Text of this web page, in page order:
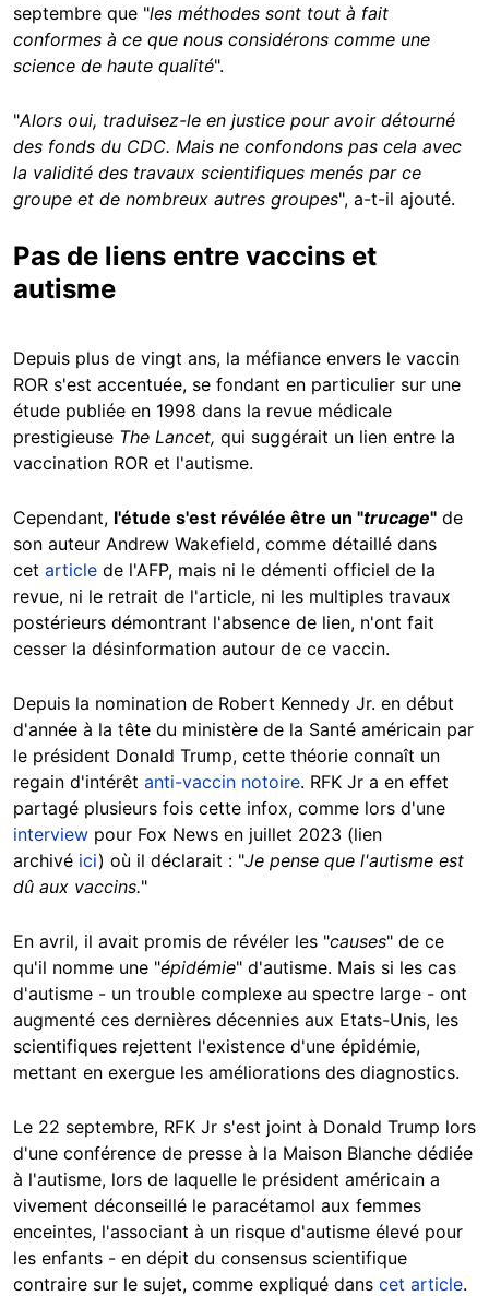
septembre que "les méthodes sont tout à fait
conformes à ce que nous considérons comme une
science de haute qualité".
"Alors oui, traduisez-le en justice pour avoir détourné
des fonds du CDC. Mais ne confondons pas cela avec
la validité des travaux scientifiques menés par ce
groupe et de nombreux autres groupes", a-t-il ajouté.
Pas de liens entre vaccins et
autisme
Depuis plus de vingt ans, la méfiance envers le vaccin
ROR s'est accentuée, se fondant en particulier sur une
étude publiée en 1998 dans la revue médicale
prestigieuse The Lancet, qui suggérait un lien entre la
vaccination ROR et l'autisme.
Cependant, l'étude s'est révélée être un "trucage" de
son auteur Andrew Wakefield, comme détaillé dans
cet article de l'AFP, mais ni le démenti officiel de la
revue, ni le retrait de l'article, ni les multiples travaux
postérieurs démontrant l'absence de lien, n'ont fait
cesser la désinformation autour de ce vaccin.
Depuis la nomination de Robert Kennedy Jr. en début
d'année à la tête du ministère de la Santé américain par
le président Donald Trump, cette théorie connaît un
regain d'intérêt anti-vaccin notoire. RFK Jr a en effet
partagé plusieurs fois cette infox, comme lors d'une
interview pour Fox News en juillet 2023 (lien
archivé ici) où il déclarait : "Je pense que l'autisme est
dû aux vaccins."
En avril, il avait promis de révéler les "causes" de ce
qu'il nomme une "épidémie" d'autisme. Mais si les cas
d'autisme - un trouble complexe au spectre large - ont
augmenté ces dernières décennies aux Etats-Unis, les
scientifiques rejettent l'existence d'une épidémie,
mettant en exergue les améliorations des diagnostics.
Le 22 septembre, RFK Jr s'est joint à Donald Trump lors
d'une conférence de presse à la Maison Blanche dédiée
à l'autisme, lors de laquelle le président américain a
vivement déconseillé le paracétamol aux femmes
enceintes, l'associant à un risque d'autisme élevé pour
les enfants - en dépit du consensus scientifique
contraire sur le sujet, comme expliqué dans cet article.